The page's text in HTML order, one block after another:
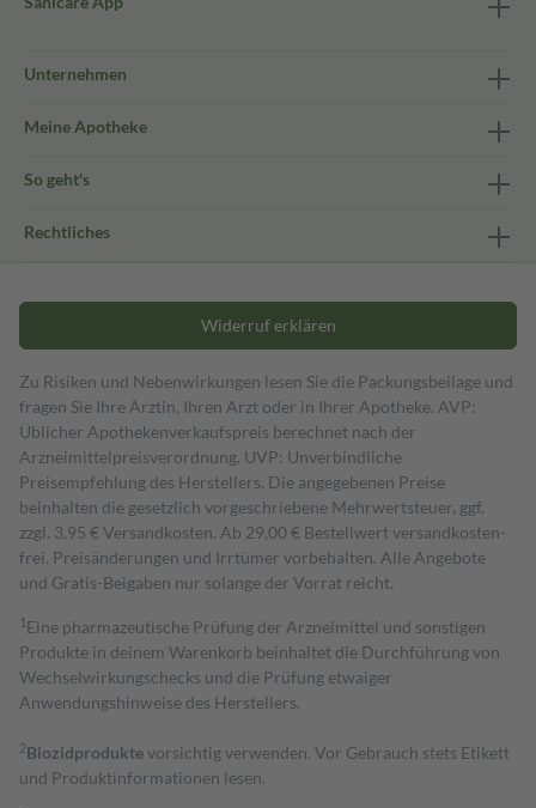
Unternehmen
Meine Apotheke
So geht's
Rechtliches
Widerruf erklären
Zu Risiken und Nebenwirkungen lesen Sie die Packungsbeilage und
fragen Sie Ihre Ärztin, Ihren Arzt oder in Ihrer Apotheke. AVP:
Üblicher Apothekenverkaufspreis berechnet nach der
Arzneimittelpreisverordnung. UVP: Unverbindliche
Preisempfehlung des Herstellers. Die angegebenen Preise
beinhalten die gesetzlich vorgeschriebene Mehrwertsteuer, ggf.
zzgl. 3,95 € Versandkosten. Ab 29,00 € Bestell­wert versand­kosten­
frei. Preisänderungen und Irrtümer vorbehalten. Alle Angebote
und Gratis-Beigaben nur solange der Vorrat reicht.
1 Eine pharmazeutische Prüfung der Arzneimittel und sonstigen
Produkte in deinem Warenkorb beinhaltet die Durchführung von
Wechselwirkungschecks und die Prüfung etwaiger
Anwendungshinweise des Herstellers.
2Biozidproduktevorsichtig verwenden. Vor Gebrauch stets Etikett
und Produktinformationen lesen.